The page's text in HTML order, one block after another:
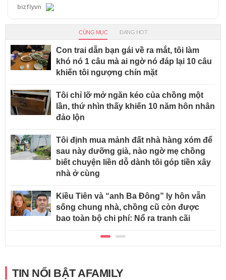
bizfly.vn
CÙNG MỤC ĐANG HOT
Con trai dẫn bạn gái về ra mắt, tôi làm
khó nó 1 câu mà ai ngờ nó đáp lại 10 câu
khiến tôi ngượng chín mặt
Tôi chỉ lỡ mở ngăn kéo của chồng một
lần, thứ nhìn thấy khiến 10 năm hôn nhân
đảo lộn
Tôi định mua mảnh đất nhà hàng xóm để
sau này dưỡng già, nào ngờ mẹ chồng
biết chuyện liền dỗ dành tôi góp tiền xây
nhà ở cùng
Kiều Tiên và “anh Ba Đông” ly hôn vẫn
sống chung nhà, chồng cũ còn được
bao toàn bộ chi phí: Nổ ra tranh cãi
TIN NỔI BẬT AFAMILY